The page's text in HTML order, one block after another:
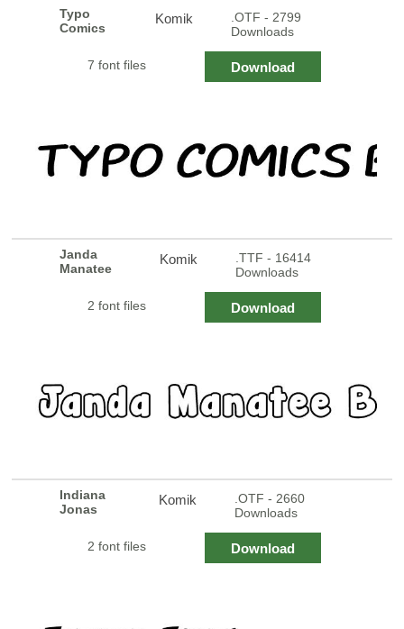
Typo
Comics
Komik
.OTF - 2799
Downloads
7 font files Download
Janda
Manatee
Komik
.TTF - 16414
Downloads
2 font files Download
Indiana
Jonas
Komik
.OTF - 2660
Downloads
2 font files Download